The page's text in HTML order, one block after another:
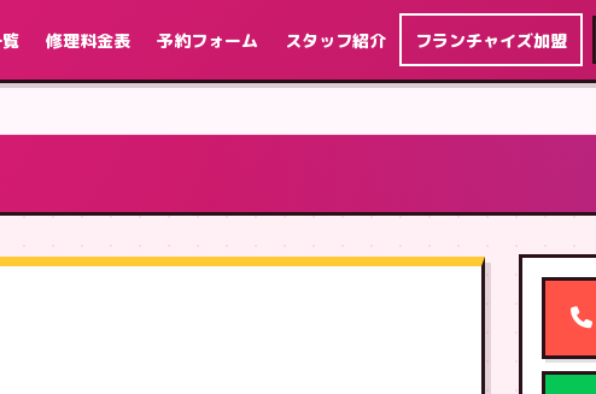
修理料金表 予約フォーム スタッフ紹介 フランチャイズ加盟